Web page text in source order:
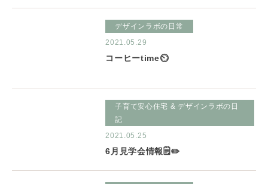
2021.05.29
デザインラボの日常
コーヒーtime⏲
2021.05.25
子育て安心住宅 & デザインラボの日
記
6月見学会情報🗒✏️